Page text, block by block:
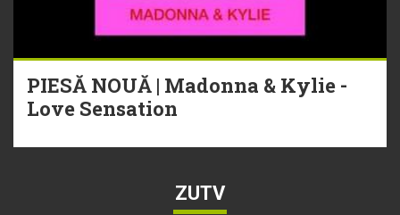
PIESĂ NOUĂ | Madonna & Kylie -
Love Sensation
ZUTV